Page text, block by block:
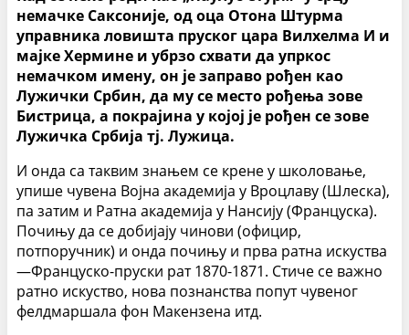
немачке Саксоније, од оца Отона Штурма
управника ловишта пруског цара Вилхелма И и
мајке Хермине и убрзо схвати да упркос
немачком имену, он је заправо рођен као
Лужички Србин, да му се место рођења зове
Бистрица, а покрајина у којој је рођен се зове
Лужичка Србија тј. Лужица.
И онда са таквим знањем се крене у школовање,
упише чувена Војна академија у Вроцлаву (Шлеска),
па затим и Ратна академија у Нансију (Француска).
Почињу да се добијају чинови (официр,
потпоручник) и онда почињу и прва ратна искуства
—Француско-пруски рат 1870-1871. Стиче се важно
ратно искуство, нова познанства попут чувеног
фелдмаршала фон Макензена итд.